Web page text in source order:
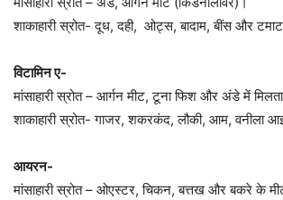
शाकाहारी स्रोत- दूध, दही, ओट्स, बादाम, बींस और
विटामिन ए-
मांसाहारी स्रोत – आर्गन मीट, टूना फिश और अंडे में
शाकाहारी स्रोत- गाजर, शकरकंद, लौकी, आम, वनीला
आयरन-
मांसाहारी स्रोत – ओएस्टर, चिकन, बत्तख और बकरे के